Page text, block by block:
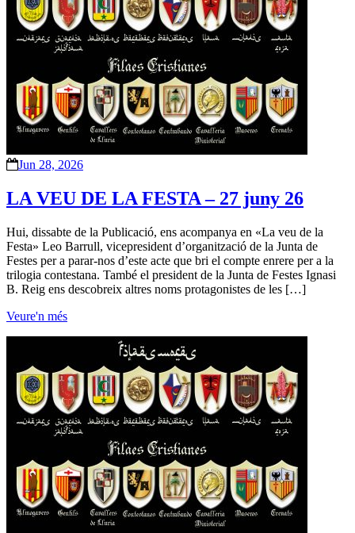
Jun 28, 2026
LA VEU DE LA FESTA – 27 juny 26
Hui, dissabte de la Publicació, ens acompanya en «La veu de la
Festa» Leo Barrull, vicepresident d’organització de la Junta de
Festes per a parar-nos d’este acte que bri el compte enrere per a la
trilogia contestana. També el president de la Junta de Festes Ignasi
B. Reig ens descobreix altres noms protagonistes de les […]
Veure'n més